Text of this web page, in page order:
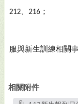
212 216 ；
服與新生訓練相關
相關附件